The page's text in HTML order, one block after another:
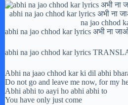
abhi na jao chhod kar lyrics अभी ना
na jao chhod
abhi na jao chhod kar lyrics अभी ना
abhi na jao chhod kar lyrics
Abhi na jaao chhod kar ki dil abhi
Do not go and leave me now, for my
Abhi abhi to aayi ho abhi abhi to
You have only just come